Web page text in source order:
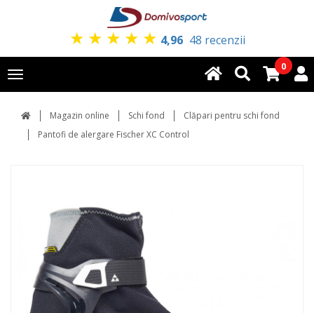
★ ★ ★ ★ ★ 4,96 48 recenzii
Toggle
navigation
0
Magazin online Schi fond
Clăpari pentru schi fond
Pantofi de alergare Fischer XC Control